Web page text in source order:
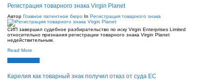
Регистрация товарного знака Virgin Planet
Автор Главное патентное бюро In Регистрация товарного знака
СИП завершил судебное разбирательство по иску Virgin Enterprises Limited
относительно признания регистрации товарного знака Virgin Planet
недействительным.
Read More
Карелия как товарный знак получил отказ от суда ЕС